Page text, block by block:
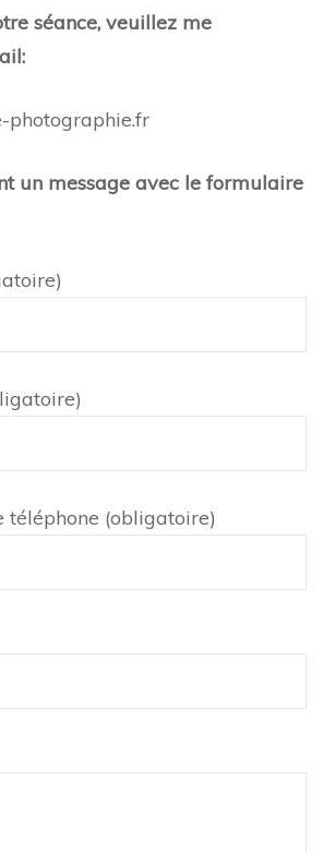
séance, veuillez me
photographie.fr
un message avec le formulaire
téléphone (obligatoire)